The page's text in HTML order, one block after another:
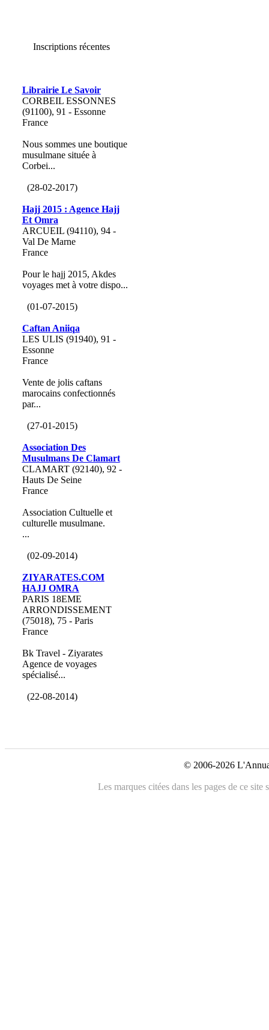
Inscriptions récentes
Librairie Le Savoir
CORBEIL ESSONNES
(91100), 91 - Essonne
France
Nous sommes une boutique
musulmane située à
Corbei...
(28-02-2017)
Hajj 2015 : Agence Hajj
Et Omra
ARCUEIL (94110), 94 -
Val De Marne
France
Pour le hajj 2015, Akdes
voyages met à votre dispo...
(01-07-2015)
Caftan Aniiqa
LES ULIS (91940), 91 -
Essonne
France
Vente de jolis caftans
marocains confectionnés
par...
(27-01-2015)
Association Des
Musulmans De Clamart
CLAMART (92140), 92 -
Hauts De Seine
France
Association Cultuelle et
culturelle musulmane.
...
(02-09-2014)
ZIYARATES.COM
HAJJ OMRA
PARIS 18EME
ARRONDISSEMENT
(75018), 75 - Paris
France
Bk Travel - Ziyarates
Agence de voyages
spécialisé...
(22-08-2014)
© 2006-2026
Les marques citées dans les pages de ce